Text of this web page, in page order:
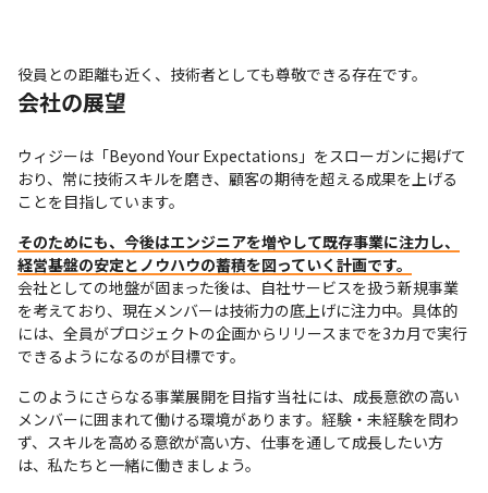
役員との距離も近く、技術者としても尊敬できる存在です。
会社の展望
ウィジーは「Beyond Your Expectations」をスローガンに掲げて
おり、常に技術スキルを磨き、顧客の期待を超える成果を上げる
ことを目指しています。
そのためにも、今後はエンジニアを増やして既存事業に注力し、
経営基盤の安定とノウハウの蓄積を図っていく計画です。
会社としての地盤が固まった後は、自社サービスを扱う新規事業
を考えており、現在メンバーは技術力の底上げに注力中。具体的
には、全員がプロジェクトの企画からリリースまでを3カ月で実行
できるようになるのが目標です。
このようにさらなる事業展開を目指す当社には、成長意欲の高い
メンバーに囲まれて働ける環境があります。経験・未経験を問わ
ず、スキルを高める意欲が高い方、仕事を通して成長したい方
は、私たちと一緒に働きましょう。